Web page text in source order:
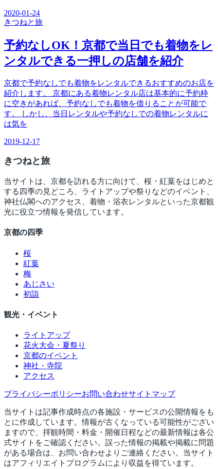
2020-01-24
きつねと旅
予約なしOK！京都で当日でも着物をレ
ンタルできる一押しの店舗を紹介
京都で予約なしでも着物をレンタルできるおすすめのお店を
紹介します。 京都にある着物レンタル店は基本的に予約枠
に空きがあれば、予約なしでも着物を借りることが可能で
す。 しかし、当日レンタルや予約なしでの着物レンタルに
は気を
2019-12-17
きつねと旅
当サイトは、京都を訪れる方に向けて、桜・紅葉をはじめと
する四季の見どころ、ライトアップや祭りなどのイベント、
神社仏閣へのアクセス、着物・浴衣レンタルといった京都観
光に役立つ情報を発信しています。
京都の四季
桜
紅葉
梅
あじさい
初詣
観光・イベント
ライトアップ
花火大会・夏祭り
京都のイベント
神社・寺院
アクセス
プライバシーポリシーお問い合わせサイトマップ
当サイトは記事作成時点の各施設・サービスの公開情報をも
とに作成しています。情報が古くなっている可能性がござい
ますので、拝観時間・料金・開催日程などの最新情報は各公
式サイトをご確認ください。誤った情報の掲載や掲載に問題
がある場合は、お問い合わせよりご連絡ください。当サイト
はアフィリエイトプログラムにより収益を得ています。